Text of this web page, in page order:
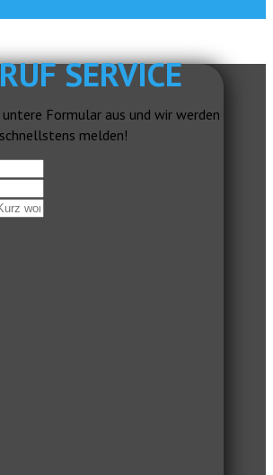
SERVICE
Formular aus und wir werden
melden!